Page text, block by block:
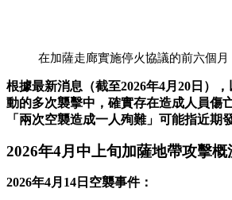
在加薩走廊實施停火協議的前六個
根據最新消息（截至2026年4月20日）
動的多次襲擊中，確實存在造成人員傷
「兩次空襲造成一人殉難」可能指近期
2026年4月中上旬加薩地帶攻擊概
2026年4月14日空襲事件：